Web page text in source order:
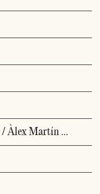
Jordi Canal i Artigas / Àlex Martín Escribà